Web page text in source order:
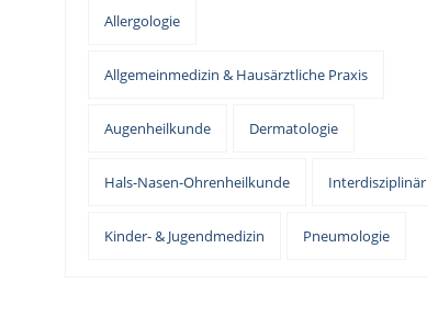
Allergologie
Allgemeinmedizin & Hausärztliche Praxis
Augenheilkunde Dermatologie
Hals-Nasen-Ohrenheilkunde Interdisziplinär
Kinder- & Jugendmedizin Pneumologie